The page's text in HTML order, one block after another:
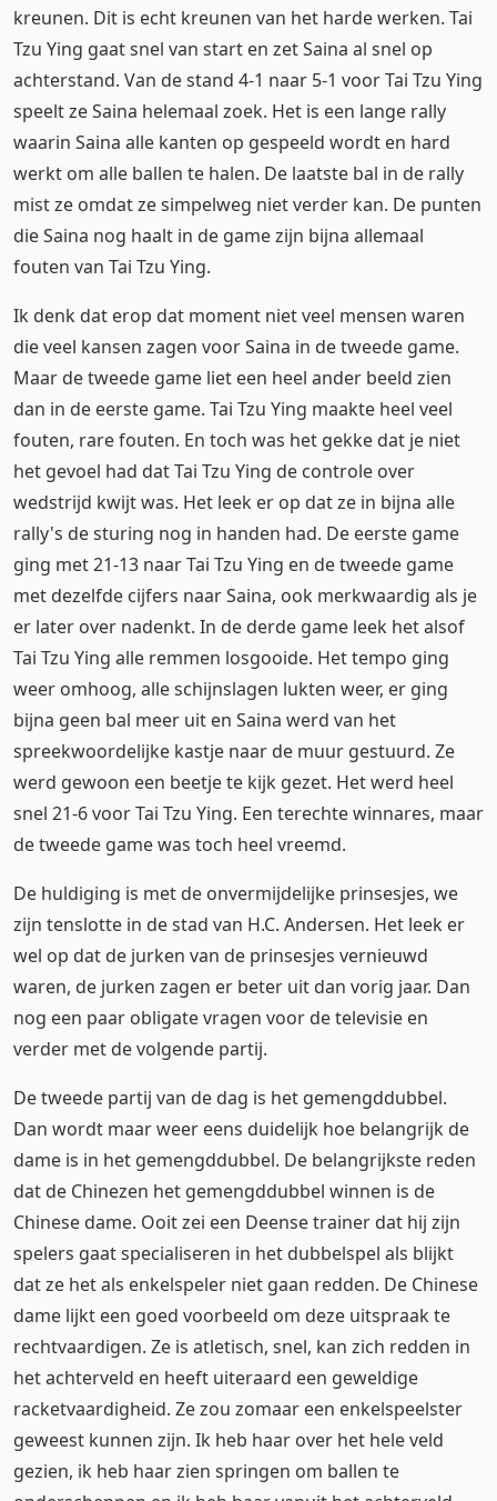
kreunen. Dit is echt kreunen van het harde werken. Tai
Tzu Ying gaat snel van start en zet Saina al snel op
achterstand. Van de stand 4-1 naar 5-1 voor Tai Tzu Ying
speelt ze Saina helemaal zoek. Het is een lange rally
waarin Saina alle kanten op gespeeld wordt en hard
werkt om alle ballen te halen. De laatste bal in de rally
mist ze omdat ze simpelweg niet verder kan. De punten
die Saina nog haalt in de game zijn bijna allemaal
fouten van Tai Tzu Ying.
Ik denk dat erop dat moment niet veel mensen waren
die veel kansen zagen voor Saina in de tweede game.
Maar de tweede game liet een heel ander beeld zien
dan in de eerste game. Tai Tzu Ying maakte heel veel
fouten, rare fouten. En toch was het gekke dat je niet
het gevoel had dat Tai Tzu Ying de controle over
wedstrijd kwijt was. Het leek er op dat ze in bijna alle
rally's de sturing nog in handen had. De eerste game
ging met 21-13 naar Tai Tzu Ying en de tweede game
met dezelfde cijfers naar Saina, ook merkwaardig als je
er later over nadenkt. In de derde game leek het alsof
Tai Tzu Ying alle remmen losgooide. Het tempo ging
weer omhoog, alle schijnslagen lukten weer, er ging
bijna geen bal meer uit en Saina werd van het
spreekwoordelijke kastje naar de muur gestuurd. Ze
werd gewoon een beetje te kijk gezet. Het werd heel
snel 21-6 voor Tai Tzu Ying. Een terechte winnares, maar
de tweede game was toch heel vreemd.
De huldiging is met de onvermijdelijke prinsesjes, we
zijn tenslotte in de stad van H.C. Andersen. Het leek er
wel op dat de jurken van de prinsesjes vernieuwd
waren, de jurken zagen er beter uit dan vorig jaar. Dan
nog een paar obligate vragen voor de televisie en
verder met de volgende partij.
De tweede partij van de dag is het gemengddubbel.
Dan wordt maar weer eens duidelijk hoe belangrijk de
dame is in het gemengddubbel. De belangrijkste reden
dat de Chinezen het gemengddubbel winnen is de
Chinese dame. Ooit zei een Deense trainer dat hij zijn
spelers gaat specialiseren in het dubbelspel als blijkt
dat ze het als enkelspeler niet gaan redden. De Chinese
dame lijkt een goed voorbeeld om deze uitspraak te
rechtvaardigen. Ze is atletisch, snel, kan zich redden in
het achterveld en heeft uiteraard een geweldige
racketvaardigheid. Ze zou zomaar een enkelspeelster
geweest kunnen zijn. Ik heb haar over het hele veld
gezien, ik heb haar zien springen om ballen te